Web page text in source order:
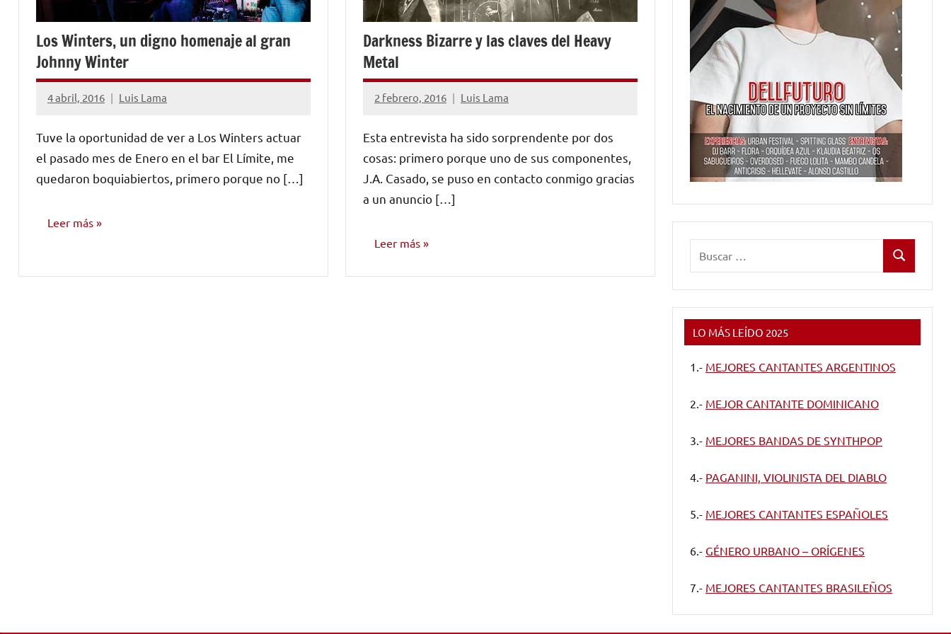
Los Winters, un digno homenaje al gran
Johnny Winter
4 abril, 2016 Luis Lama
1
Tuve la oportunidad de ver a Los Winters actuar
el pasado mes de Enero en el bar El Límite, me
quedaron boquiabiertos, primero porque no […]
Leer más
Darkness Bizarre y las claves del Heavy
Metal
2 febrero, 2016 Luis Lama
5
Esta entrevista ha sido sorprendente por dos
cosas: primero porque uno de sus componentes,
J.A. Casado, se puso en contacto conmigo gracias
a un anuncio […]
Leer más
Buscar
LO MÁS LEÍDO 2025
1.- MEJORES CANTANTES ARGENTINOS
2.- MEJOR CANTANTE DOMINICANO
3.- MEJORES BANDAS DE SYNTHPOP
4.- PAGANINI, VIOLINISTA DEL DIABLO
5.- MEJORES CANTANTES ESPAÑOLES
6.- GÉNERO URBANO – ORÍGENES
7.- MEJORES CANTANTES BRASILEÑOS